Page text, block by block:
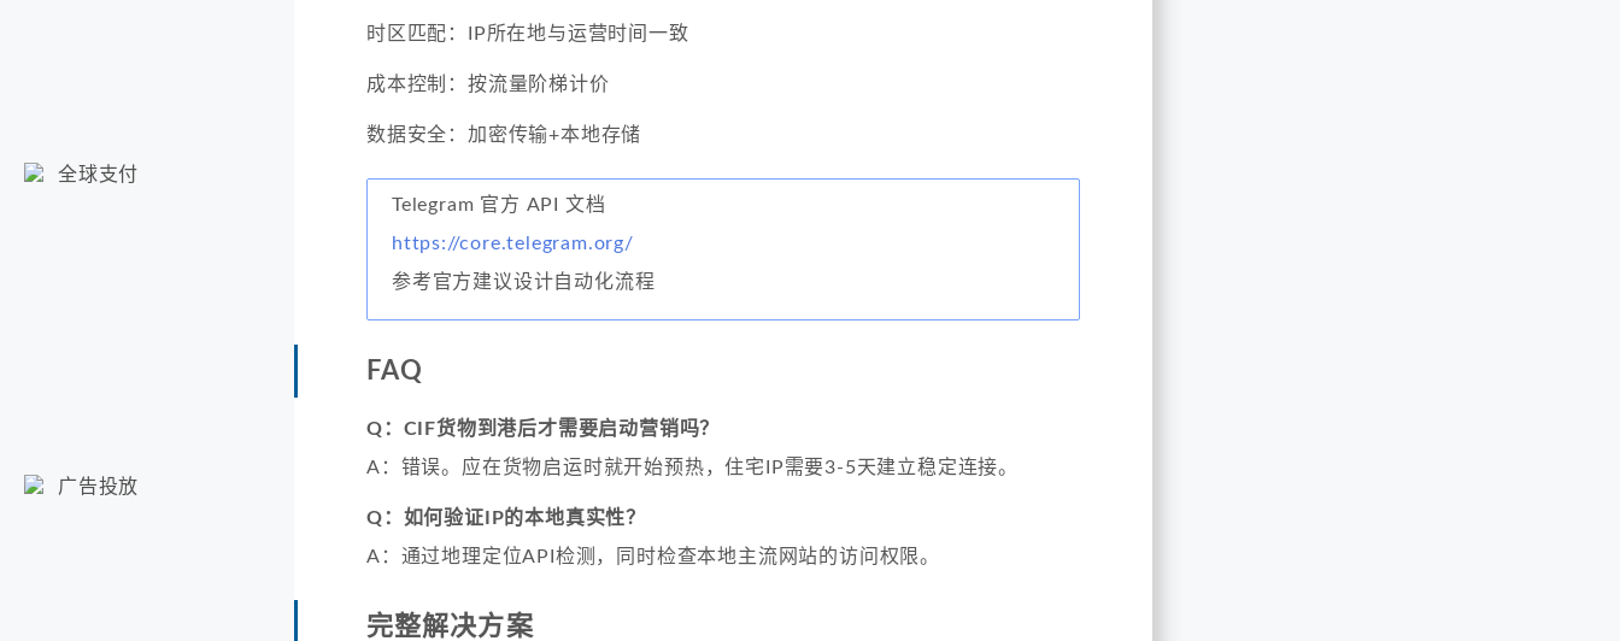
全球支付
广告投放
时区匹配：IP所在地与运营时间一致
成本控制：按流量阶梯计价
数据安全：加密传输+本地存储
Telegram 官方 API 文档
https://core.telegram.org/
参考官方建议设计自动化流程
FAQ
Q：CIF货物到港后才需要启动营销吗？
A：错误。应在货物启运时就开始预热，住宅IP需要3-5天建立稳定连接。
Q：如何验证IP的本地真实性？
A：通过地理定位API检测，同时检查本地主流网站的访问权限。
完整解决方案